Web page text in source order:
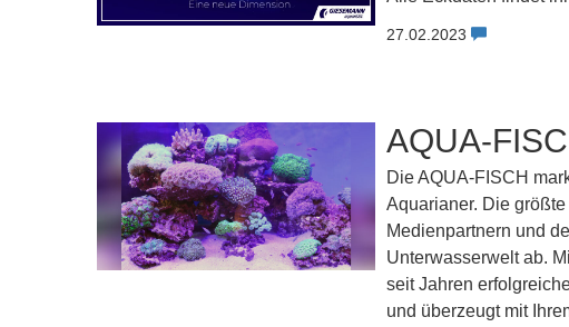
27.02.2023
AQUA-
Die AQUA-FISCH
Aquarianer. Die
Medienpartnern und
Unterwasserwelt ab.
seit Jahren
und überzeugt mit